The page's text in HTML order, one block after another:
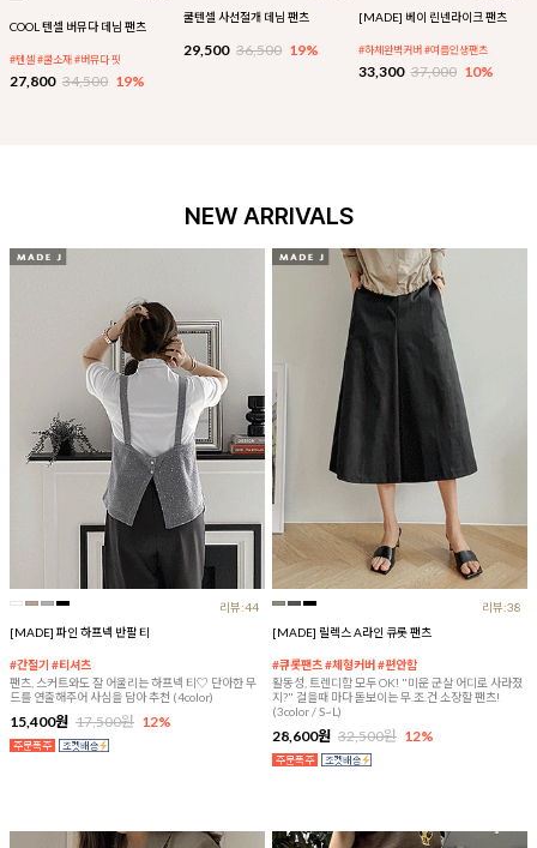
COOL 텐셀 버뮤다 데님 팬츠
#텐셀 #쿨소재 #버뮤다 핏
27,800 34,500 19%
쿨텐셀 사선절개 데님 팬츠
29,500 36,500 19%
[MADE] 베이 린넨라이크 팬츠
#하체완벽커버 #여름인생팬츠
33,300 37,000 10%
NEW ARRIVALS
리뷰:44
[MADE] 파인 하프넥 반팔 티
#간절기 #티셔츠
팬츠, 스커트와도 잘 어울리는 하프넥 티♡ 단아한 무
드를 연출해주어 사심을 담아 추천 (4color)
15,400원 17,500원 12%
리뷰:38
[MADE] 릴렉스 A라인 큐롯 팬츠
#큐롯팬츠 #체형커버 #편안함
활동성, 트렌디함 모두 OK! "미운 군살 어디로 사라졌
지?" 걸을때 마다 돋보이는 무.조.건 소장할 팬츠!
(3color / S~L)
28,600원 32,500원 12%